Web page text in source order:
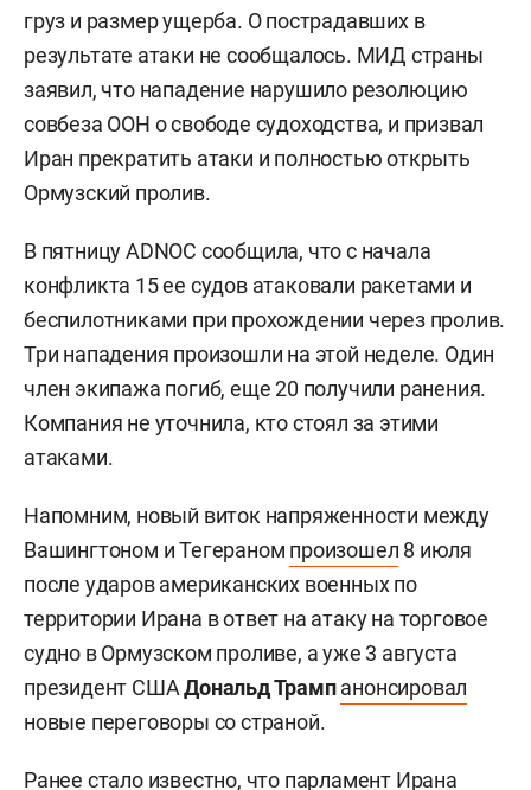
груз и размер ущерба. О пострадавших в
результате атаки не сообщалось. МИД страны
заявил, что нападение нарушило резолюцию
совбеза ООН о свободе судоходства, и призвал
Иран прекратить атаки и полностью открыть
Ормузский пролив.
В пятницу ADNOC сообщила, что с начала
конфликта 15 ее судов атаковали ракетами и
беспилотниками при прохождении через пролив.
Три нападения произошли на этой неделе. Один
член экипажа погиб, еще 20 получили ранения.
Компания не уточнила, кто стоял за этими
атаками.
Напомним, новый виток напряженности между
Вашингтоном и Тегераном произошел 8 июля
после ударов американских военных по
территории Ирана в ответ на атаку на торговое
судно в Ормузском проливе, а уже 3 августа
президент СШАДональд Трамп анонсировал
новые переговоры со страной.
Ранее стало известно, что парламент Ирана